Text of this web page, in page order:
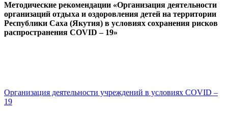
Методические рекомендации «Организация деятельности
организаций отдыха и оздоровления детей на территории
Республики Саха (Якутия) в условиях сохранения рисков
распространения COVID – 19»
Организация деятельности учреждений в условиях COVID –
19